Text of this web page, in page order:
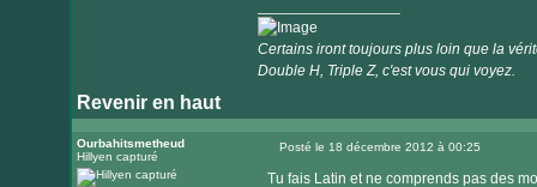
Certains iront toujours plus loin que la
Double H, Triple Z, c'est vous qui voyez.
Revenir en haut
Visiter
le
Ourbahitsmetheud
Hillyen capturé
Posté le 18 décembre 2012 à 00:25
Tu fais Latin et ne comprends pas des